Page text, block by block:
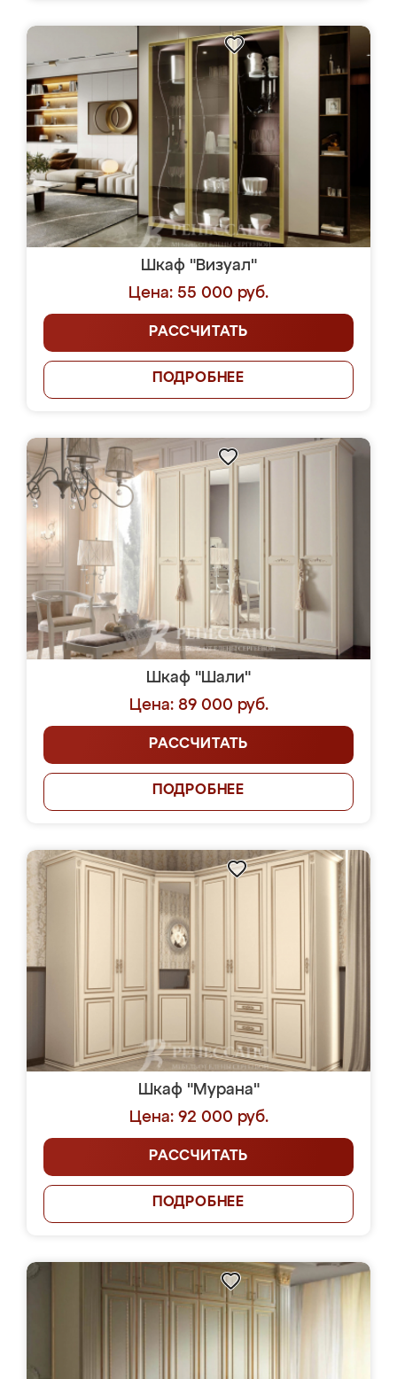
Шкаф "Визуал"
Цена: 55 000 руб.
РАССЧИТАТЬ
ПОДРОБНЕЕ
Шкаф "Шали"
Цена: 89 000 руб.
РАССЧИТАТЬ
ПОДРОБНЕЕ
Шкаф "Мурана"
Цена: 92 000 руб.
РАССЧИТАТЬ
ПОДРОБНЕЕ